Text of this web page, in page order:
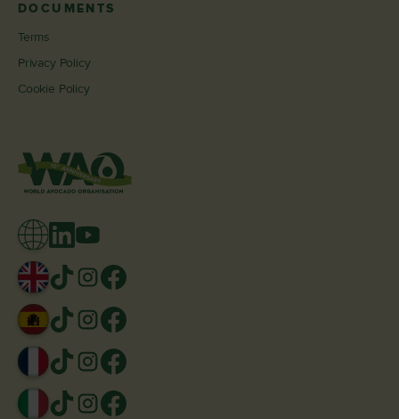
DOCUMENTS
Terms
Privacy Policy
Cookie Policy